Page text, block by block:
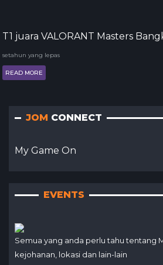
T1 juara VALORANT Masters
setahun yang lepas
READ MORE
JOM CONNECT
My Game On
EVENTS
Semua yang anda perlu tahu tentang
kejohanan, lokasi dan lain-lain